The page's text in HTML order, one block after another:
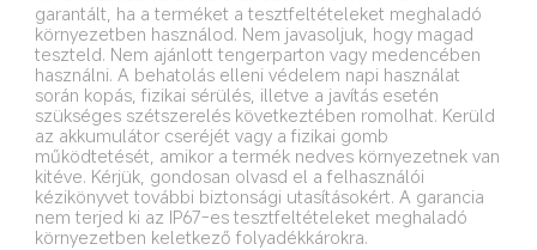
garantált, ha a terméket a tesztfeltételeket meghaladó
környezetben használod. Nem javasoljuk, hogy magad
teszteld. Nem ajánlott tengerparton vagy medencében
használni. A behatolás elleni védelem napi használat
során kopás, fizikai sérülés, illetve a javítás esetén
szükséges szétszerelés következtében romolhat. Kerüld
az akkumulátor cseréjét vagy a fizikai gomb
működtetését, amikor a termék nedves környezetnek van
kitéve. Kérjük, gondosan olvasd el a felhasználói
kézikönyvet további biztonsági utasításokért. A garancia
nem terjed ki az IP67-es tesztfeltételeket meghaladó
környezetben keletkező folyadékkárokra.